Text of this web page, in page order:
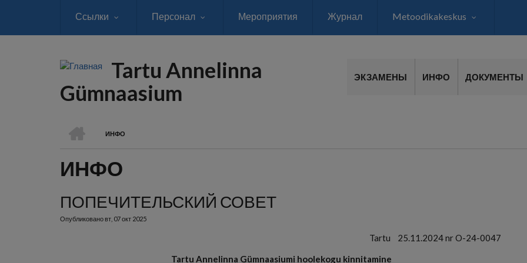
Ссылки Персонал Мероприятия Журнал Metoodikakeskus
Tartu Annelinna
Gümnaasium
ЭКЗАМЕНЫ ИНФО ДОКУМЕНТЫ
СТРОКА
НАВИГАЦИИ
ИНФО
ИНФО
ПОПЕЧИТЕЛЬСКИЙ СОВЕТ
Опубликовановт, 07 окт 2025
Tartu
25.11.2024 nr O-24-0047
Tartu Annelinna Gümnaasiumi hoolekogu kinnitamine